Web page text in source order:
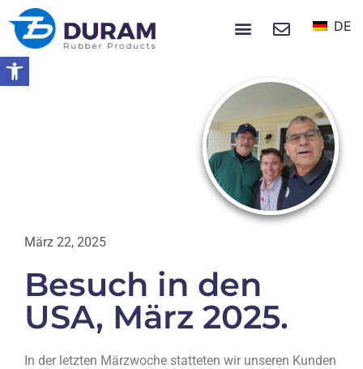
Symbolleiste öffnen
DE
Besuch In Den USA, März 2025.
März 22, 2025
Besuch in den
USA, März 2025.
In der letzten Märzwoche statteten wir unseren Kunden